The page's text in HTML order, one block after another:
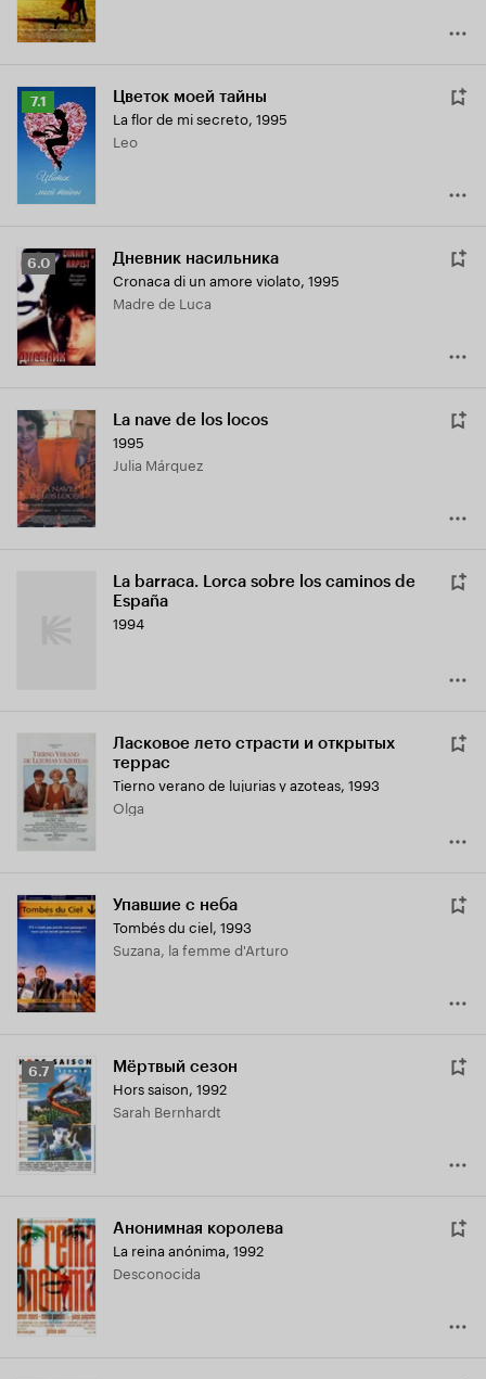
Рейтинг
Кинопоиска
7.1
7.1 Цветок моей тайны
La flor de mi secreto, 1995
Leo
Рейтинг
Кинопоиска
6.0
6.0 Дневник насильника
Cronaca di un amore violato, 1995
Madre de Luca
La nave de los locos
1995
Julia Márquez
La barraca. Lorca sobre los caminos de
España
1994
Ласковое лето страсти и открытых
террас
Tierno verano de lujurias y azoteas, 1993
Olga
Упавшие с неба
Tombés du ciel, 1993
Suzana, la femme d'Arturo
Рейтинг
Кинопоиска
6.7
6.7 Мёртвый сезон
Hors saison, 1992
Sarah Bernhardt
Анонимная королева
La reina anónima, 1992
Desconocida